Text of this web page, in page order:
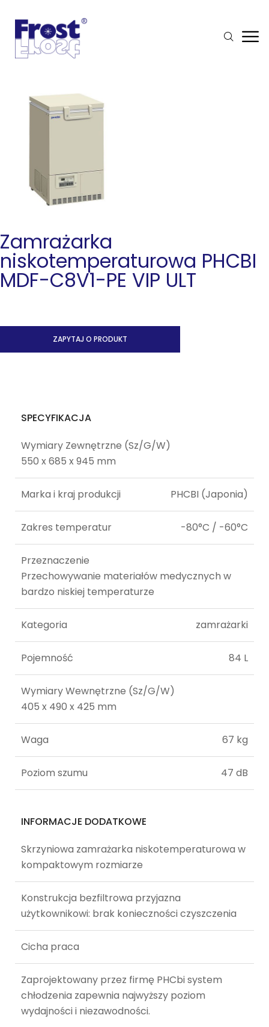
Zamrażarka
niskotemperaturowa PHCBI
MDF-C8V1-PE VIP ULT
ZAPYTAJ O PRODUKT
SPECYFIKACJA
Wymiary Zewnętrzne (Sz/G/W)
550 x 685 x 945 mm
Marka i kraj produkcji PHCBI (Japonia)
Zakres temperatur -80°C / -60°C
Przeznaczenie
Przechowywanie materiałów medycznych w
bardzo niskiej temperaturze
Kategoria zamrażarki
Pojemność 84 L
Wymiary Wewnętrzne (Sz/G/W)
405 x 490 x 425 mm
Waga 67 kg
Poziom szumu 47 dB
INFORMACJE DODATKOWE
Skrzyniowa zamrażarka niskotemperaturowa w
kompaktowym rozmiarze
Konstrukcja bezfiltrowa przyjazna
użytkownikowi: brak konieczności czyszczenia
Cicha praca
Zaprojektowany przez firmę PHCbi system
chłodzenia zapewnia najwyższy poziom
wydajności i niezawodności.